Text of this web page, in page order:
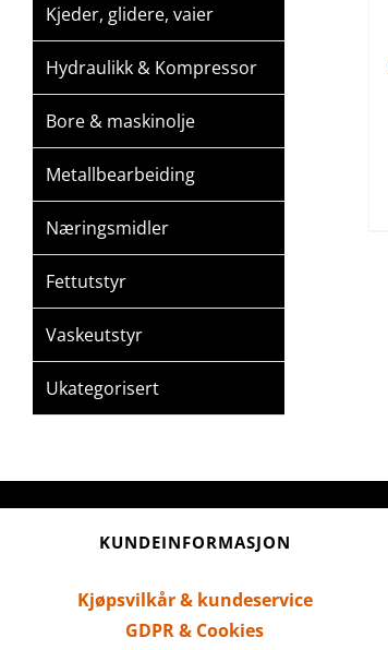
Kjeder, glidere, vaier
Hydraulikk & Kompressor
Bore & maskinolje
Metallbearbeiding
Næringsmidler
Fettutstyr
Vaskeutstyr
Ukategorisert
KUNDEINFORMASJON
Kjøpsvilkår & kundeservice
GDPR & Cookies